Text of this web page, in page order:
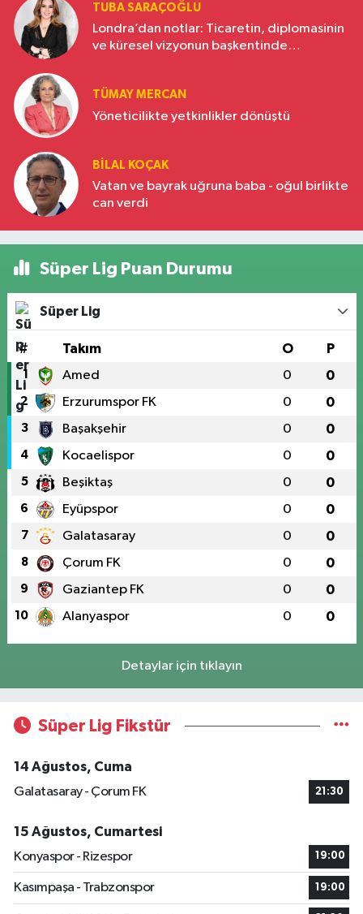
TUBA SARAÇOĞLU
Londra’dan notlar: Ticaretin, diplomasinin
ve küresel vizyonun başkentinde
TÜMAY MERCAN
Yöneticilikte yetkinlikler dönüştü
BILAL KOÇAK
Vatan ve bayrak uğruna baba - oğul birlikte
can verdi
Süper Lig Puan Durumu
Süper Lig
# Takım O P
1 Amed 0 0
2 Erzurumspor FK 0 0
3 Başakşehir 0 0
4 Kocaelispor 0 0
5 Beşiktaş 0 0
6 Eyüpspor 0 0
7 Galatasaray 0 0
8 Çorum FK 0 0
9 Gaziantep FK 0 0
10 Alanyaspor 0 0
Detaylar için tıklayın
Süper Lig Fikstür
14 Ağustos, Cuma
Galatasaray - Çorum FK
21:30
15 Ağustos, Cumartesi
Konyaspor - Rizespor
19:00
Kasımpaşa - Trabzonspor 19:00